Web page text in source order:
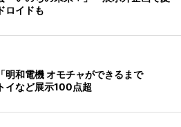
ロイドも
明和電機 オモチャができるまで
など展示100点超